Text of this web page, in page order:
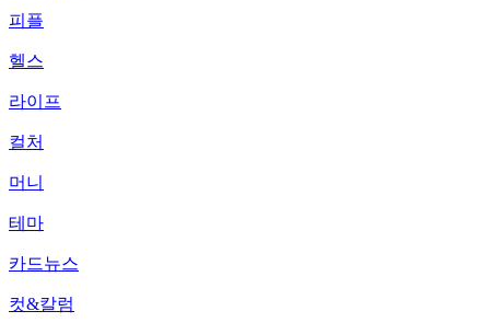
피플
헬스
라이프
컬처
머니
테마
카드뉴스
컷&칼럼